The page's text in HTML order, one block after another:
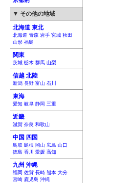
▼ その他の地域
北海道 東北
北海道 青森 岩手 宮城 秋田
山形 福島
関東
茨城 栃木 群馬 山梨
信越 北陸
新潟 長野 富山 石川
東海
愛知 岐阜 静岡 三重
近畿
滋賀 奈良 和歌山
中国 四国
鳥取 島根 岡山 広島 山口
徳島 香川 愛媛 高知
九州 沖縄
福岡 佐賀 長崎 熊本 大分
宮崎 鹿児島 沖縄